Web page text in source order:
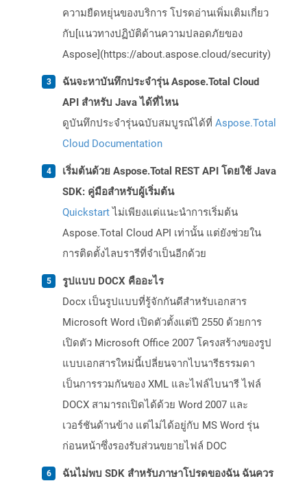
ความยืดหยุ่นของบริการ โปรดอ่านเพิ่มเติมเกี่ยว
กับ[แนวทางปฏิบัติด้านความปลอดภัยของ
Aspose](https://about.aspose.cloud/security)
ฉันจะหาบันทึกประจำรุ่น Aspose.Total Cloud
API สำหรับ Java ได้ที่ไหน
ดูบันทึกประจำรุ่นฉบับสมบูรณ์ได้ที่ Aspose.Total
Cloud Documentation
เริ่มต้นด้วย Aspose.Total REST API โดยใช้ Java
SDK: คู่มือสำหรับผู้เริ่มต้น
Quickstartไม่เพียงแต่แนะนำการเริ่มต้น
Aspose.Total Cloud API เท่านั้น แต่ยังช่วยใน
การติดตั้งไลบรารีที่จำเป็นอีกด้วย
รูปแบบ DOCX คืออะไร
Docx เป็นรูปแบบที่รู้จักกันดีสำหรับเอกสาร
Microsoft Word เปิดตัวตั้งแต่ปี 2550 ด้วยการ
เปิดตัว Microsoft Office 2007 โครงสร้างของรูป
แบบเอกสารใหม่นี้เปลี่ยนจากไบนารีธรรมดา
เป็นการรวมกันของ XML และไฟล์ไบนารี ไฟล์
DOCX สามารถเปิดได้ด้วย Word 2007 และ
เวอร์ชันด้านข้าง แต่ไม่ได้อยู่กับ MS Word รุ่น
ก่อนหน้าซึ่งรองรับส่วนขยายไฟล์ DOC
ฉันไม่พบ SDK สำหรับภาษาโปรดของฉัน ฉันควร